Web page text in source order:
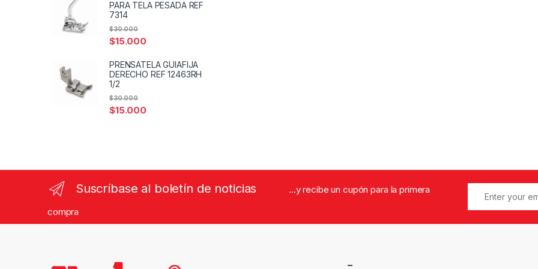
PARA TELA PESADA REF
7314
$15.000
$30.000
PRENSATELA GUIAFIJA
DERECHO REF 12463RH
1/2
$15.000
$30.000
Suscríbase al boletín de noticias
...y recibe un cupón para la primera
compra
–